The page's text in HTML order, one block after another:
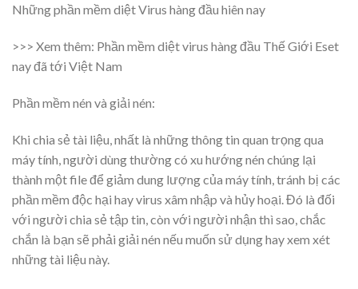
Những phần mềm diệt Virus hàng đầu hiên nay
>>> Xem thêm: Phần mềm diệt virus hàng đầu Thế Giới Eset
nay đã tới Việt Nam
Phần mềm nén và giải nén:
Khi chia sẻ tài liệu, nhất là những thông tin quan trọng qua
máy tính, người dùng thường có xu hướng nén chúng lại
thành một file để giảm dung lượng của máy tính, tránh bị các
phần mềm độc hại hay virus xâm nhập và hủy hoại. Đó là đối
với người chia sẻ tập tin, còn với người nhận thì sao, chắc
chắn là bạn sẽ phải giải nén nếu muốn sử dụng hay xem xét
những tài liệu này.